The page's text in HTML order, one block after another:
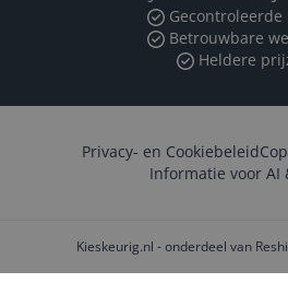
Gecontroleerde
Betrouwbare
Heldere
Privacy- en Cookiebeleid
Informatie voor AI
Kieskeurig.nl - onderdeel van